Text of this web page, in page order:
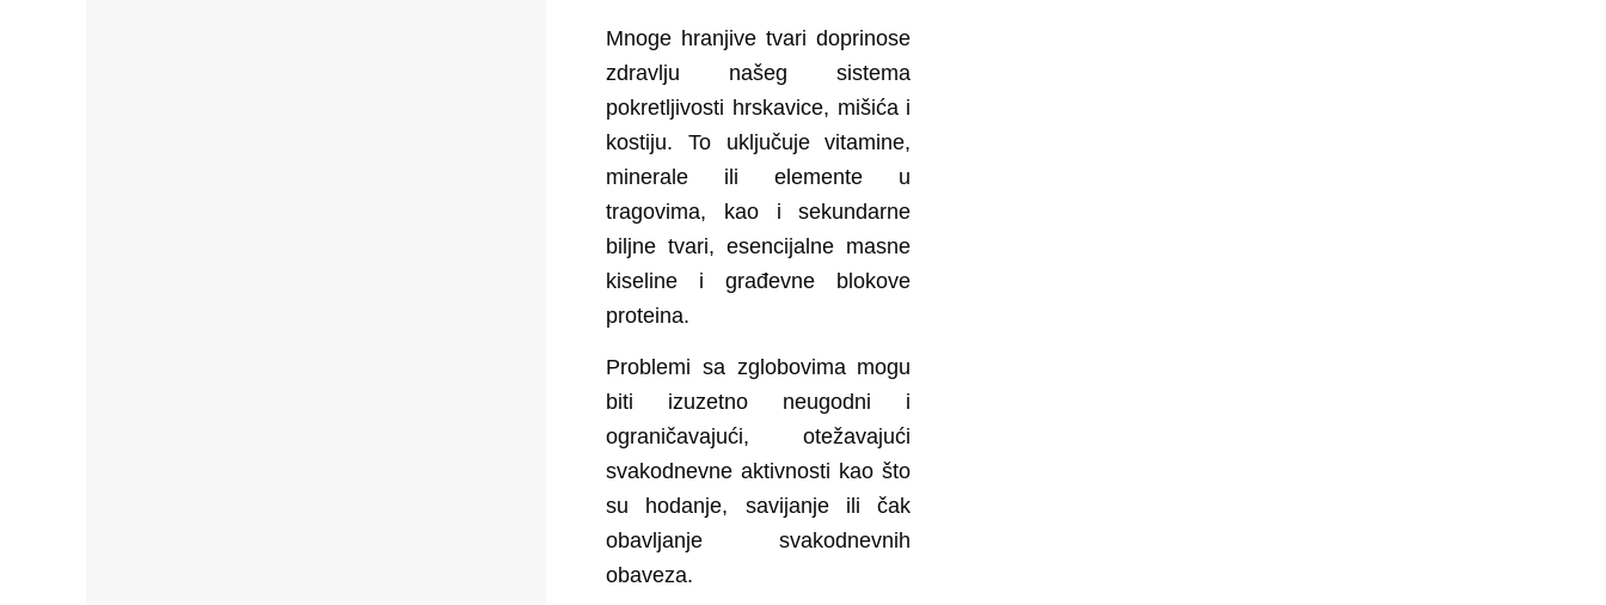
Mnoge hranjive tvari doprinose
zdravlju našeg sistema
pokretljivosti hrskavice, mišića i
kostiju. To uključuje vitamine,
minerale ili elemente u
tragovima, kao i sekundarne
biljne tvari, esencijalne masne
kiseline i građevne blokove
proteina.
Problemi sa zglobovima mogu
biti izuzetno neugodni i
ograničavajući, otežavajući
svakodnevne aktivnosti kao što
su hodanje, savijanje ili čak
obavljanje svakodnevnih
obaveza.